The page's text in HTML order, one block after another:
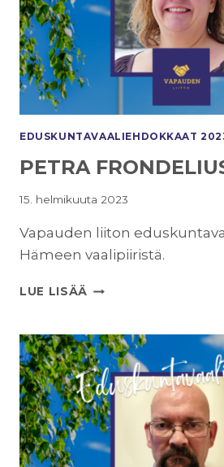
EDUSKUNTAVAALI­EHDOKKAAT
PETRA
15. helmikuuta 2023
Vapauden liiton
Hämeen vaalipiiristä.
LUE LISÄÄ PETRA